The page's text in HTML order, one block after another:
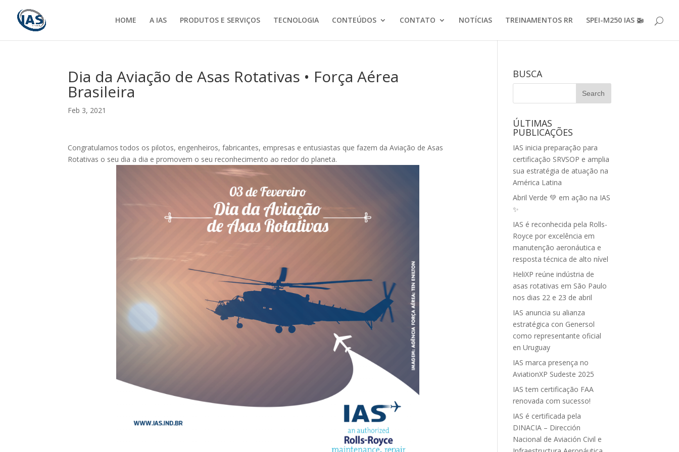
HOME A IAS PRODUTOS E SERVIÇOS TECNOLOGIA CONTEÚDOS CONTATO NOTÍCIAS TREINAMENTOS RR SPEI-M250 IAS 🚁
Dia da Aviação de Asas Rotativas • Força Aérea
Brasileira
Feb 3, 2021
Congratulamos todos os pilotos, engenheiros, fabricantes, empresas e entusiastas que fazem da Aviação de Asas
Rotativas o seu dia a dia e promovem o seu reconhecimento ao redor do planeta.
BUSCA
ÚLTIMAS
PUBLICAÇÕES
IAS inicia preparação para
certificação SRVSOP e amplia
sua estratégia de atuação na
América Latina
Abril Verde 💚 em ação na IAS
✨
IAS é reconhecida pela Rolls-
Royce por excelência em
manutenção aeronáutica e
resposta técnica de alto nível
HeliXP reúne indústria de
asas rotativas em São Paulo
nos dias 22 e 23 de abril
IAS anuncia su alianza
estratégica con Genersol
como representante oficial
en Uruguay
IAS marca presença no
AviationXP Sudeste 2025
IAS tem certificação FAA
renovada com sucesso!
IAS é certificada pela
DINACIA – Dirección
Nacional de Aviación Civil e